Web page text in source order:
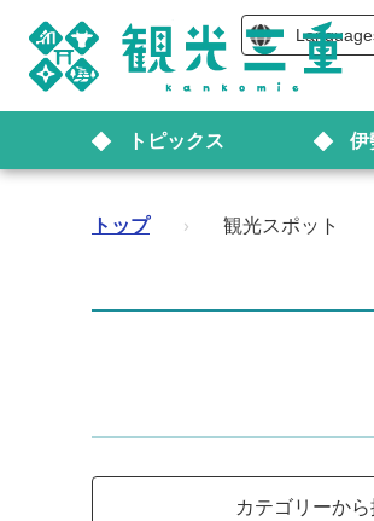
トピックス 伊
トップ › 観光スポット
カテゴリーか